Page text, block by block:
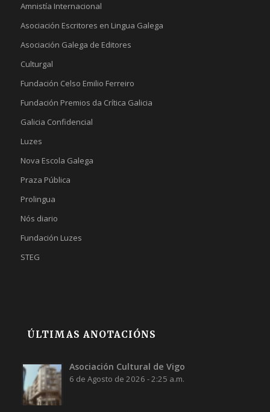
Amnistía Internacional
Asociación Escritores en Lingua Galega
Asociación Galega de Editores
Culturgal
Fundación Celso Emilio Ferreiro
Fundación Premios da Crítica Galicia
Galicia Confidencial
Luzes
Nova Escola Galega
Praza Pública
Prolingua
Nós diario
Fundación Luzes
STEG
ÚLTIMAS ANOTACIÓNS
Asociación Cultural de Vigo
6 de Agosto de 2026 - 2:25 a.m.